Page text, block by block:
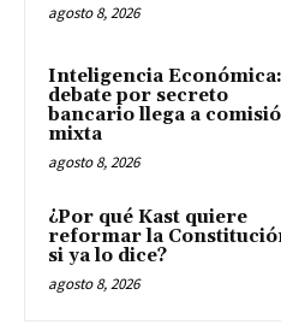
agosto 8, 2026
Inteligencia Económica:
debate por secreto
bancario llega a
mixta
agosto 8, 2026
¿Por qué Kast quiere
reformar la
si ya lo dice?
agosto 8, 2026